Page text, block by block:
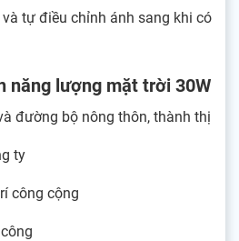
tự điều chỉnh ánh sang khi có
năng lượng mặt trời 30W
đường bộ nông thôn, thành thị
ty
công cộng